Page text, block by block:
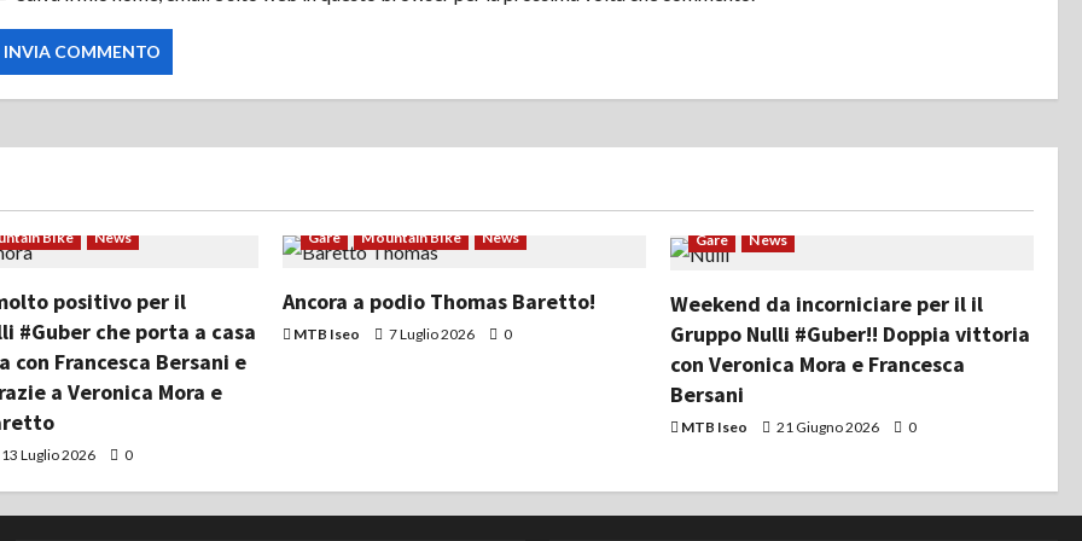
Bike News
positivo per il
#Guber che porta a casa
Francesca Bersani e
a Veronica Mora e
13 Luglio 2026 0
Gare Mountain Bike News
Ancora a podio Thomas Baretto!
MTB Iseo 7 Luglio 2026 0
Gare News
Weekend da incorniciare per il il
Gruppo Nulli #Guber!! Doppia vittoria
con Veronica Mora e Francesca
Bersani
MTB Iseo 21 Giugno 2026 0